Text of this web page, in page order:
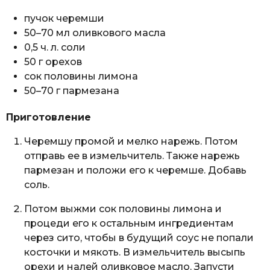
пучок черемши
50–70 мл оливкового масла
0,5 ч. л. соли
50 г орехов
сок половины лимона
50–70 г пармезана
Приготовление
Черемшу промой и мелко нарежь. Потом
отправь ее в измельчитель. Также нарежь
пармезан и положи его к черемше. Добавь
соль.
Потом выжми сок половины лимона и
процеди его к остальным ингредиентам
через сито, чтобы в будущий соус не попали
косточки и мякоть. В измельчитель высыпь
орехи и налей оливковое масло. Запусти